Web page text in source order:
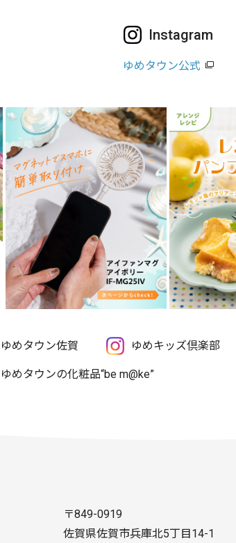
Instagram
ゆめタウン公式
ゆめタウン佐賀 ゆめキッズ倶楽部
ゆめタウンの化粧品“be m@ke”
〒849-0919
佐賀県佐賀市兵庫北5丁目14-1